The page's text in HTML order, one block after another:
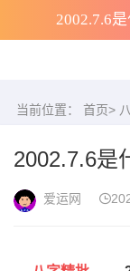
2002.7.6
当前位置： 首页>
2002.7.6是
爱运网